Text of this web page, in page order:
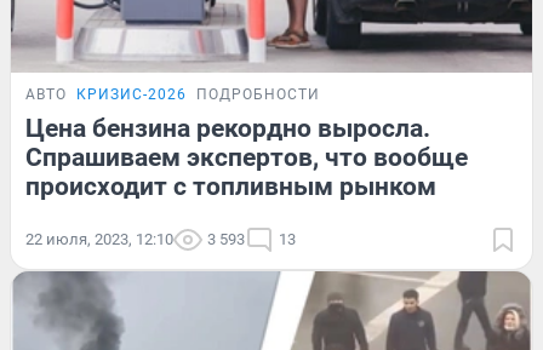
АВТО КРИЗИС-2026 ПОДРОБНОСТИ
Цена бензина рекордно выросла.
Спрашиваем экспертов, что вообще
происходит с топливным рынком
22 июля, 2023, 12:10 3 593 13